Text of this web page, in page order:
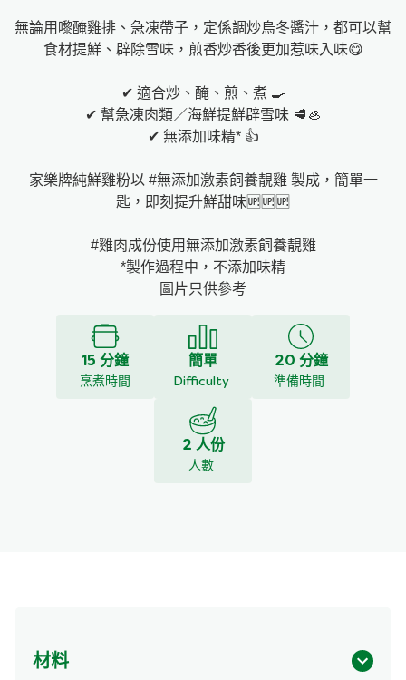
無論用嚟醃雞排、急凍帶子，定係調炒烏冬醬汁，都可以幫
食材提鮮、辟除雪味，煎香炒香後更加惹味入味😋
✔ 適合炒、醃、煎、煮 🍳
✔ 幫急凍肉類／海鮮提鮮辟雪味 🥩🦪
✔ 無添加味精* 👍
家樂牌純鮮雞粉以 #無添加激素飼養靚雞 製成，簡單一
匙，即刻提升鮮甜味🆙🆙🆙
#雞肉成份使用無添加激素飼養靚雞
*製作過程中，不添加味精
圖片只供參考
15 分鐘
烹煮時間
簡單
Difficulty
20 分鐘
準備時間
2 人份
人數
材料